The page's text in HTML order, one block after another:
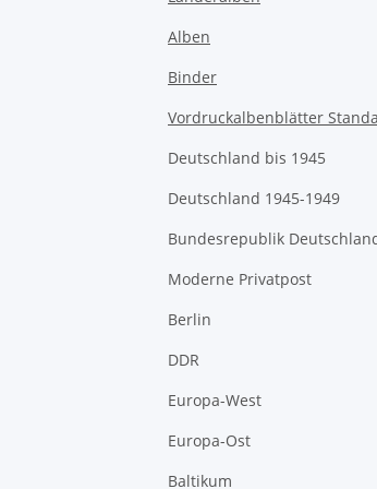
Alben
Binder
Vordruckalbenblätter
Deutschland bis 1945
Deutschland 1945-1949
Bundesrepublik
Moderne Privatpost
Berlin
DDR
Europa-West
Europa-Ost
Baltikum